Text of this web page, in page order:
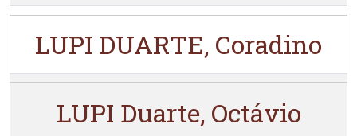
LUPI DUARTE, Coradino
LUPI Duarte, Octávio